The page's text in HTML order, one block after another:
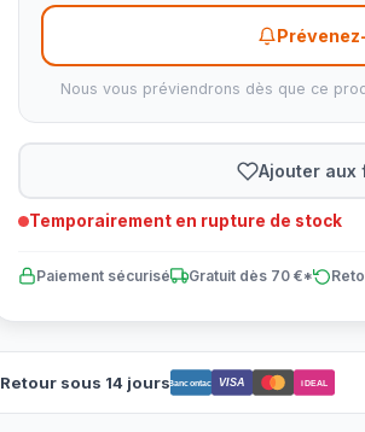
Nous vous préviendrons dès que ce
Ajouter aux
Temporairement en rupture de stock
Paiement sécurisé Gratuit dès 70 €*
Retour sous 14 joursBancontact VISA iDEAL